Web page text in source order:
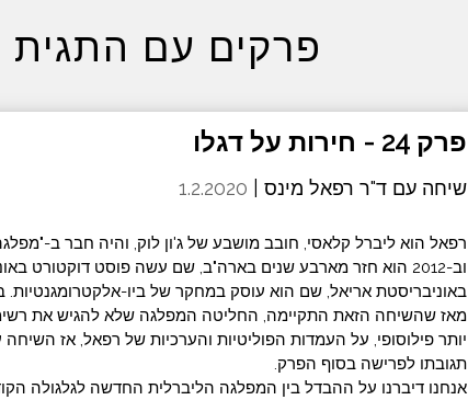
פרקים עם התגית
פרק 24 - חירות על דגלו
שיחה עם ד"ר רפאל מינס | 1.2.2020
רפאל הוא ליברל קלאסי, חובב מושבע של ג'ון לוק, והיה חבר ב-
וב-2012 הוא חזר מארבע שנים בארה"ב, שם עשה פוסט דוקטורט
באוניבריסטת אריאל, שם הוא עוסק במחקר של ביו-אלקטרומגנטיות.
יותר פילוסופי, על העמדות הפוליטיות והערכיות של רפאל, אז השיחה
תגובתו לפרישה בסוף הפרק.
אנחנו דיברנו על ההבדל בין המפלגה הליברלית החדשה לגלגולה